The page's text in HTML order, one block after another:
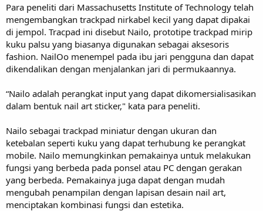
r
Para peneliti dari Massachusetts Institute of Technology telah
mengembangkan trackpad nirkabel kecil yang dapat dipakai
di jempol. Tracpad ini disebut Nailo, prototipe trackpad mirip
kuku palsu yang biasanya digunakan sebagai aksesoris
fashion. NailOo menempel pada ibu jari pengguna dan dapat
dikendalikan dengan menjalankan jari di permukaannya.
“Nailo adalah perangkat input yang dapat dikomersialisasikan
dalam bentuk nail art sticker," kata para peneliti.
Nailo sebagai trackpad miniatur dengan ukuran dan
ketebalan seperti kuku yang dapat terhubung ke perangkat
mobile. Nailo memungkinkan pemakainya untuk melakukan
fungsi yang berbeda pada ponsel atau PC dengan gerakan
yang berbeda. Pemakainya juga dapat dengan mudah
mengubah penampilan dengan lapisan desain nail art,
menciptakan kombinasi fungsi dan estetika.